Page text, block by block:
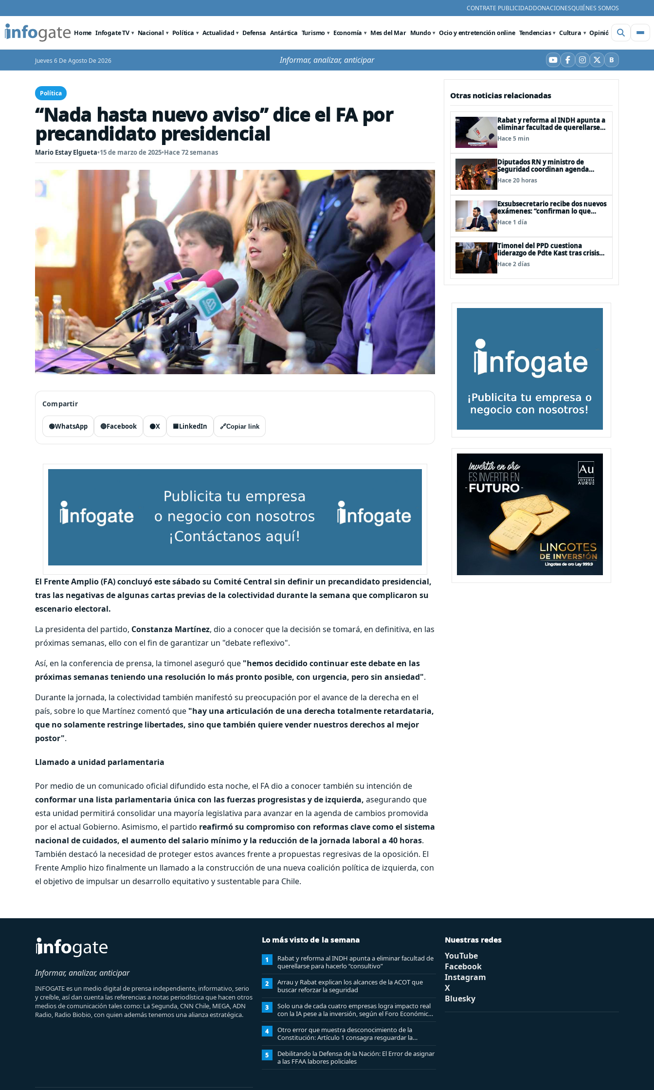
CONTRATE PUBLICIDADDONACIONESQUIÉNES SOMOS
Home Infogate TV Nacional Política Actualidad Defensa Antártica Turismo Economía Mes del Mar Mundo Ocio y entretención online Tendencias Cultura Opinión Videos
Jueves 6 De Agosto De 2026 Informar, analizar, anticipar YouTube
Facebook
Instagram
X BBluesky
Política
“Nada hasta nuevo aviso” dice el FA por
precandidato presidencial
Mario Estay Elgueta•15 de marzo de 2025•Hace 72 semanas
Compartir
🟢WhatsApp 🔵Facebook ⚫X 🟦LinkedIn 🔗Copiar link
El Frente Amplio (FA) concluyó este sábado su Comité Central sin definir un precandidato presidencial,
tras las negativas de algunas cartas previas de la colectividad durante la semana que complicaron su
escenario electoral.
La presidenta del partido, Constanza Martínez, dio a conocer que la decisión se tomará, en definitiva, en las
próximas semanas, ello con el fin de garantizar un "debate reflexivo".
Así, en la conferencia de prensa, la timonel aseguró que "hemos decidido continuar este debate en las
próximas semanas teniendo una resolución lo más pronto posible, con urgencia, pero sin ansiedad".
Durante la jornada, la colectividad también manifestó su preocupación por el avance de la derecha en el
país, sobre lo que Martínez comentó que "hay una articulación de una derecha totalmente retardataria,
que no solamente restringe libertades, sino que también quiere vender nuestros derechos al mejor
postor".
Llamado a unidad parlamentaria
Por medio de un comunicado oficial difundido esta noche, el FA dio a conocer también su intención de
conformar una lista parlamentaria única con las fuerzas progresistas y de izquierda, asegurando que
esta unidad permitirá consolidar una mayoría legislativa para avanzar en la agenda de cambios promovida
por el actual Gobierno. Asimismo, el partido reafirmó su compromiso con reformas clave como el sistema
nacional de cuidados, el aumento del salario mínimo y la reducción de la jornada laboral a 40 horas.
También destacó la necesidad de proteger estos avances frente a propuestas regresivas de la oposición. El
Frente Amplio hizo finalmente un llamado a la construcción de una nueva coalición política de izquierda, con
el objetivo de impulsar un desarrollo equitativo y sustentable para Chile.
Otras noticias relacionadas
Rabat y reforma al INDH apunta a
eliminar facultad de querellarse
para hacerlo “consultivo”
Hace 5 min
Diputados RN y ministro de
Seguridad coordinan agenda
legislativa y fast track de
proyectos
Hace 20 horas
Exsubsecretario recibe dos nuevos
exámenes: “confirman lo que
siempre he dicho que no consumo
droga”
Hace 1 día
Timonel del PPD cuestiona
liderazgo de Pdte Kast tras crisis
interna en el oficialismo: “Es
incapaz de ordenar la casa”
Hace 2 días
Informar, analizar, anticipar
INFOGATE es un medio digital de prensa independiente, informativo, serio
y creíble, así dan cuenta las referencias a notas periodística que hacen otros
medios de comunicación tales como: La Segunda, CNN Chile, MEGA, ADN
Radio, Radio Biobio, con quien además tenemos una alianza estratégica.
Lo más visto de la semana
1
Rabat y reforma al INDH apunta a eliminar facultad de
querellarse para hacerlo “consultivo”
2
Arrau y Rabat explican los alcances de la ACOT que
buscar reforzar la seguridad
3
Solo una de cada cuatro empresas logra impacto real
con la IA pese a la inversión, según el Foro Económico
Mundial
4
Otro error que muestra desconocimiento de la
Constitución: Artículo 1 consagra resguardar la
seguridad nacional y proteger a los ciudadanos
5
Debilitando la Defensa de la Nación: El Error de asignar
a las FFAA labores policiales
Nuestras redes
YouTube
Facebook
Instagram
X
Bluesky